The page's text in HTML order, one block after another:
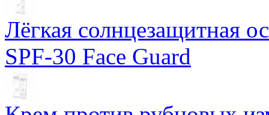
Лёгкая солнцезащитная
SPF-30 Face Guard